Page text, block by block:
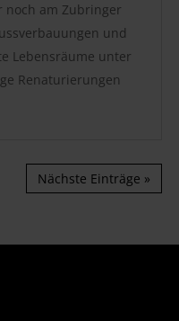
noch am Zubringer
und
Lebensräume unter
Renaturierungen
Nächste Einträge »